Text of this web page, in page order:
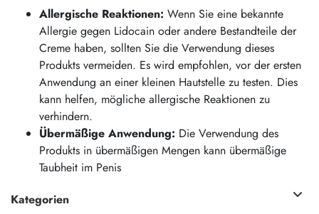
Allergische Reaktionen: Wenn Sie eine bekannte
Allergie gegen Lidocain oder andere Bestandteile der
Creme haben, sollten Sie die Verwendung dieses
Produkts vermeiden. Es wird empfohlen, vor der ersten
Anwendung an einer kleinen Hautstelle zu testen. Dies
kann helfen, mögliche allergische Reaktionen zu
verhindern.
Übermäßige Anwendung: Die Verwendung des
Produkts in übermäßigen Mengen kann übermäßige
Taubheit im Penis
Kategorien